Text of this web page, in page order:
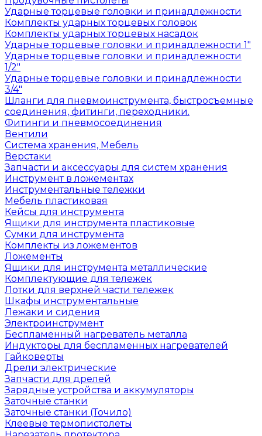
Ударные торцевые головки и принадлежности
Комплекты ударных торцевых головок
Комплекты ударных торцевых насадок
Ударные торцевые головки и принадлежности 1"
Ударные торцевые головки и принадлежности
1/2"
Ударные торцевые головки и принадлежности
3/4"
Шланги для пневмоинструмента, быстросъемные
соединения, фитинги, переходники.
Фитинги и пневмосоединения
Вентили
Система хранения, Мебель
Верстаки
Запчасти и аксессуары для систем хранения
Инструмент в ложементах
Инструментальные тележки
Мебель пластиковая
Кейсы для инструмента
Ящики для инструмента пластиковые
Сумки для инструмента
Комплекты из ложементов
Ложементы
Ящики для инструмента металлические
Комплектующие для тележек
Лотки для верхней части тележек
Шкафы инструментальные
Лежаки и сидения
Электроинструмент
Беспламенный нагреватель металла
Индукторы для беспламенных нагревателей
Гайковерты
Дрели электрические
Запчасти для дрелей
Зарядные устройства и аккумуляторы
Заточные станки
Заточные станки (Точило)
Клеевые термопистолеты